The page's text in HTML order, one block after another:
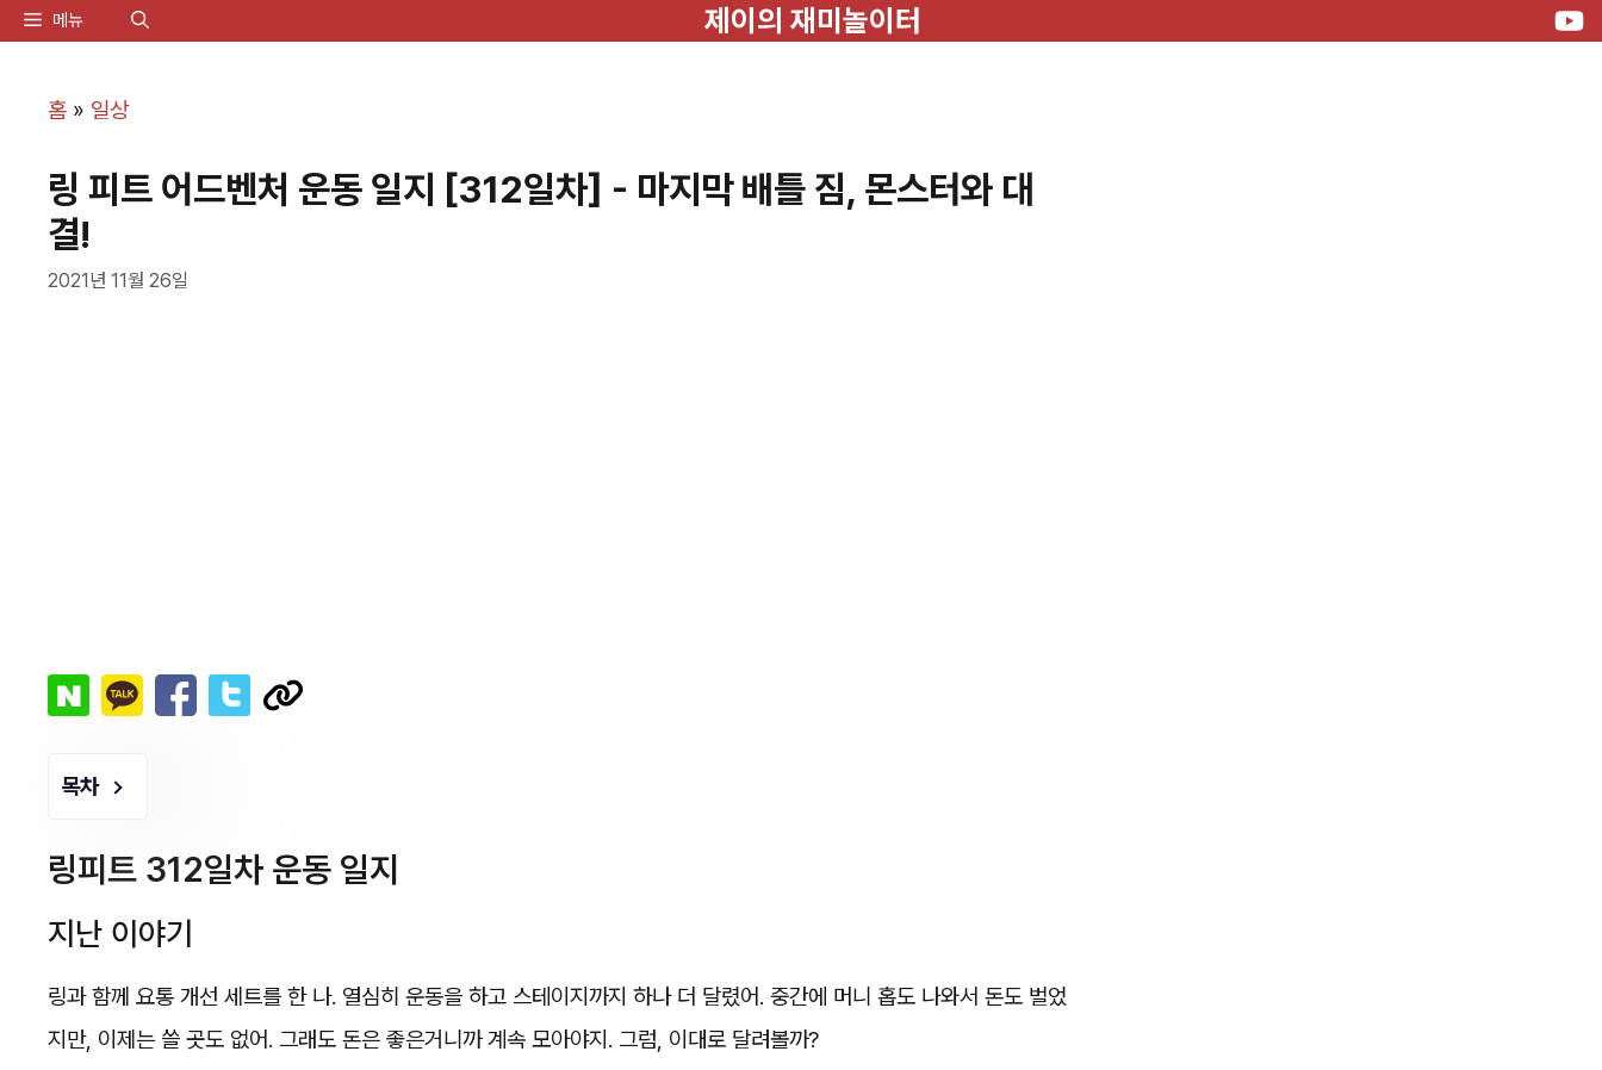
제이의 재미놀이터
메뉴
홈 » 일상
링 피트 어드벤처 운동 일지 [312일차] - 마지막 배틀 짐, 몬스터와 대
결!
2021년 11월 26일
목차
링피트 312일차 운동 일지
지난 이야기
링과 함께 요통 개선 세트를 한 나. 열심히 운동을 하고 스테이지까지 하나 더 달렸어. 중간에 머니 홉도 나와서 돈도 벌었
지만, 이제는 쓸 곳도 없어. 그래도 돈은 좋은거니까 계속 모아야지. 그럼, 이대로 달려볼까?